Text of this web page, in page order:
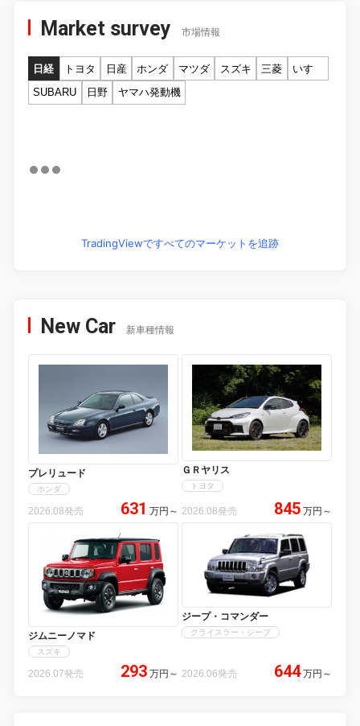
Market survey 市場情報
日経 トヨタ 日産 ホンダ マツダ スズキ 三菱
いすゞ
SUBARU
日野 ヤマハ発動機
TradingViewですべてのマーケットを追跡
New Car 新車種情報
プレリュード
ホンダ
2026.08発売 631 万円 ～
ＧＲヤリス
トヨタ
2026.08発売 845 万円 ～
ジムニーノマド
スズキ
2026.07発売 293 万円 ～
ジープ・コマンダー
クライスラー・ジープ
2026.06発売 644万円 ～